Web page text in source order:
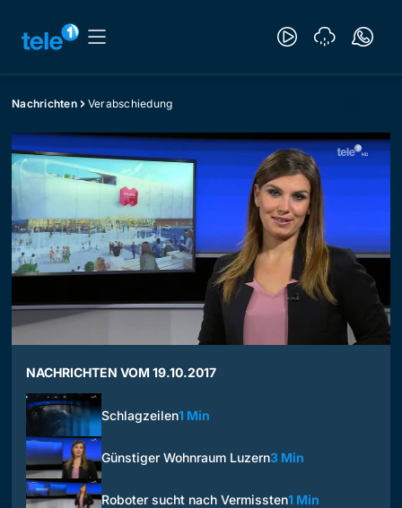
Nachrichten Verabschiedung
NACHRICHTEN VOM 19.10.2017
Schlagzeilen1 Min
Günstiger Wohnraum Luzern3 Min
Roboter sucht nach Vermissten1 Min